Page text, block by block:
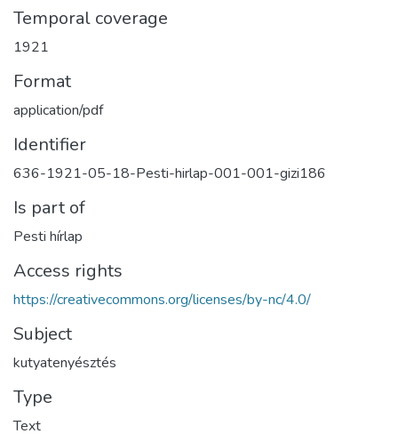
Temporal coverage
1921
Format
application/pdf
Identifier
636-1921-05-18-Pesti-hirlap-001-001-gizi186
Is part of
Pesti hírlap
Access rights
https://creativecommons.org/licenses/by-nc/4.0/
Subject
kutyatenyésztés
Type
Text